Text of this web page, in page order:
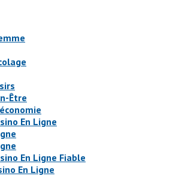
Être
En Ligne
En Ligne Fiable
En Ligne